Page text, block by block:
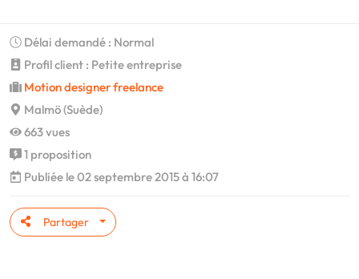
Délai demandé : Normal
Profil client : Petite entreprise
Motion designer freelance
Malmö (Suède)
663 vues
1 proposition
Publiée le 02 septembre 2015 à 16:07
Partager